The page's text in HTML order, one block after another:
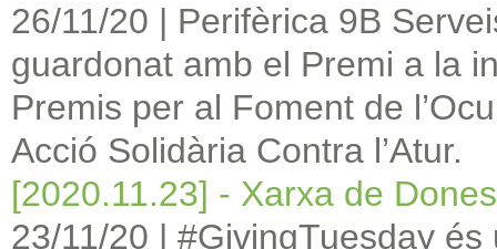
26/11/20 | Perifèrica 9B
guardonat amb el Premi a la
Premis per al Foment de
Acció Solidària Contra l’Atur.
[2020.11.23] - Xarxa de
23/11/20 | #GivingTuesday